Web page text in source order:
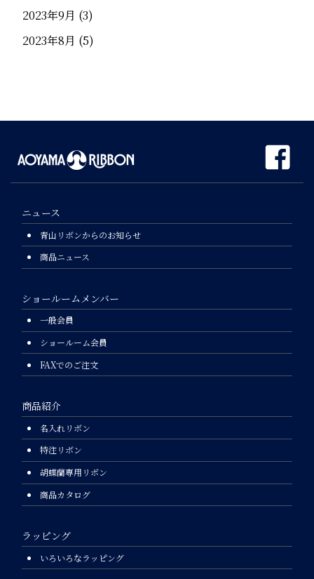
2023年9月 (3)
2023年8月 (5)
ニュース
青山リボンからのお知らせ
商品ニュース
ショールームメンバー
一般会員
ショールーム会員
FAXでのご注文
商品紹介
名入れリボン
特注リボン
胡蝶蘭専用リボン
商品カタログ
ラッピング
いろいろなラッピング